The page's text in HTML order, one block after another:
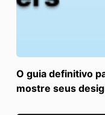
O guia definitivo
mostre seus